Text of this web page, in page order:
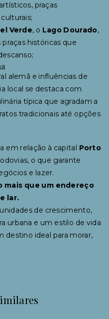
praças
Verde, o Lago Dourado,
históricas que
alemã e influências de
local se destaca com
típica que agradam a
tradicionais até opções
em relação à capital Porto
o que garante
e lazer.
mais que um endereço
lar.
de crescimento,
urbana e um estilo de vida
destino ideal para morar,